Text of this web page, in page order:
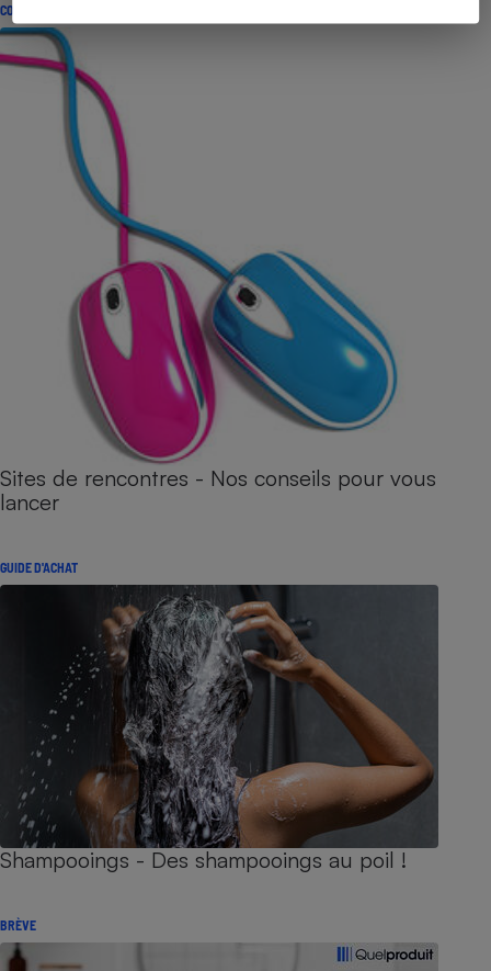
CONSEILS
Sites de rencontres - Nos conseils pour vous
lancer
GUIDE D'ACHAT
Shampooings - Des shampooings au poil !
BRÈVE